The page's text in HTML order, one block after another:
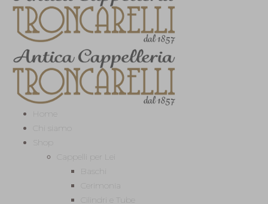
Home
Chi siamo
Shop
Cappelli per Lei
Baschi
Cerimonia
Cilindri e Tube